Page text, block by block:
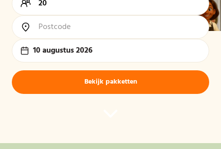
10 augustus 2026
Bekijk pakketten